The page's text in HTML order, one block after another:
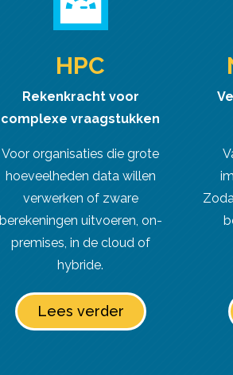
HPC
Rekenkracht voor
complexe vraagstukken
Voor organisaties die grote
hoeveelheden data willen
verwerken of zware
berekeningen uitvoeren, on-
premises, in de cloud of
hybride.
Lees verder